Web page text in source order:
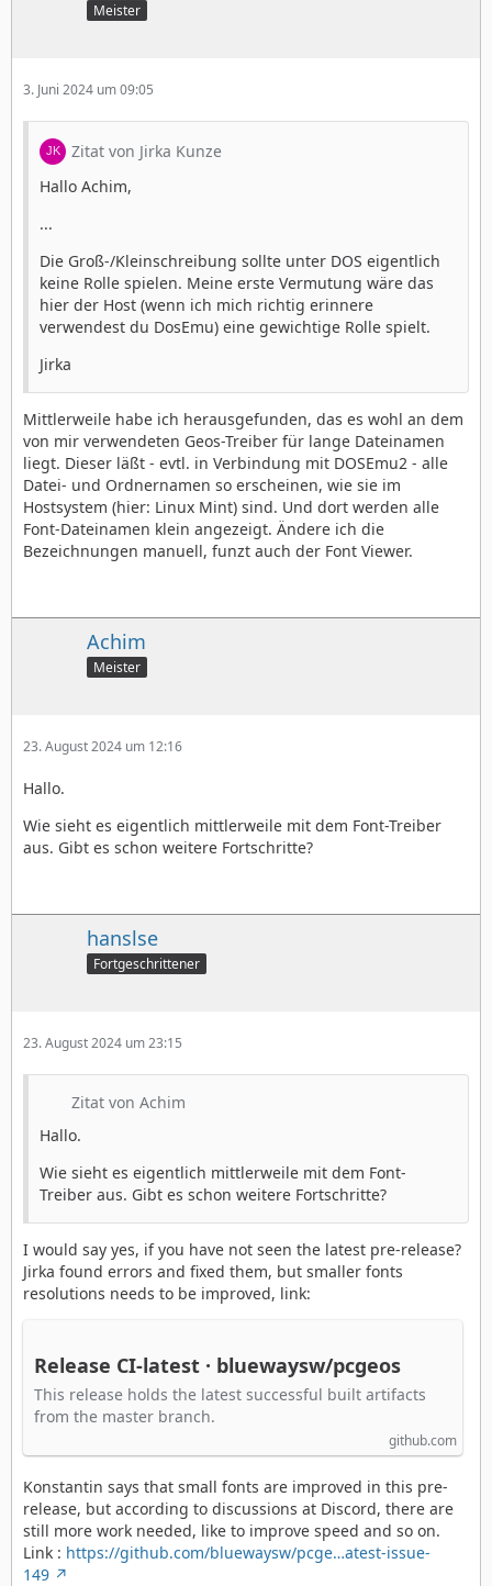
Meister
3. Juni 2024 um 09:05
Zitat von Jirka Kunze
Hallo Achim,
...
Die Groß-/Kleinschreibung sollte unter DOS eigentlich
keine Rolle spielen. Meine erste Vermutung wäre das
hier der Host (wenn ich mich richtig erinnere
verwendest du DosEmu) eine gewichtige Rolle spielt.
Jirka
Mittlerweile habe ich herausgefunden, das es wohl an dem
von mir verwendeten Geos-Treiber für lange Dateinamen
liegt. Dieser läßt - evtl. in Verbindung mit DOSEmu2 - alle
Datei- und Ordnernamen so erscheinen, wie sie im
Hostsystem (hier: Linux Mint) sind. Und dort werden alle
Font-Dateinamen klein angezeigt. Ändere ich die
Bezeichnungen manuell, funzt auch der Font Viewer.
Achim
Meister
23. August 2024 um 12:16
Hallo.
Wie sieht es eigentlich mittlerweile mit dem Font-Treiber
aus. Gibt es schon weitere Fortschritte?
hanslse
Fortgeschrittener
23. August 2024 um 23:15
Zitat von Achim
Hallo.
Wie sieht es eigentlich mittlerweile mit dem Font-
Treiber aus. Gibt es schon weitere Fortschritte?
I would say yes, if you have not seen the latest pre-release?
Jirka found errors and fixed them, but smaller fonts
resolutions needs to be improved, link:
Release CI-latest · bluewaysw/pcgeos
This release holds the latest successful built artifacts
from the master branch.
github.com
Konstantin says that small fonts are improved in this pre-
release, but according to discussions at Discord, there are
still more work needed, like to improve speed and so on.
Link : https://github.com/bluewaysw/pcge…atest-issue-
149